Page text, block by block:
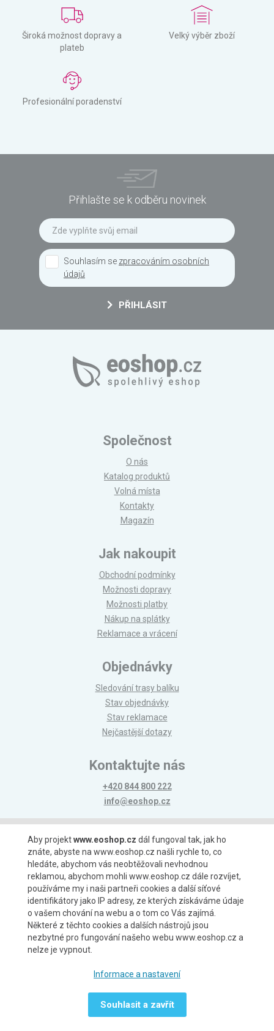
Široká možnost dopravy a
plateb
Velký výběr zboží
Profesionální poradenství
Přihlašte se k odběru novinek
Souhlasím se zpracováním osobních
údajů
PŘIHLÁSIT
Společnost
O nás
Katalog produktů
Volná místa
Kontakty
Magazín
Jak nakoupit
Obchodní podmínky
Možnosti dopravy
Možnosti platby
Nákup na splátky
Reklamace a vrácení
Objednávky
Sledování trasy balíku
Stav objednávky
Stav reklamace
Nejčastější dotazy
Kontaktujte nás
+420 844 800 222
info@eoshop.cz
Možnosti platby
Možnosti dopravy
Aby projektwww.eoshop.cz dál fungoval tak, jak ho
znáte, abyste na www.eoshop.cz našli rychle to, co
hledáte, abychom vás neobtěžovali nevhodnou
reklamou, abychom mohli www.eoshop.cz dále rozvíjet,
používáme my i naši partneři cookies a další síťové
identifikátory jako IP adresy, ze kterých získáváme údaje
o vašem chování na webu a o tom co Vás zajímá.
Některé z těchto cookies a dalších nástrojů jsou
nezbytné pro fungování našeho webu www.eoshop.cz a
nelze je vypnout.
Informace a nastavení
Souhlasit a zavřít